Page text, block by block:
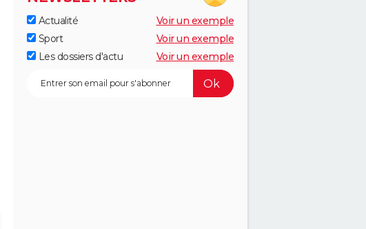
Actualité
Voir un exemple
Sport
Voir un exemple
Les dossiers d'actu
Voir un exemple